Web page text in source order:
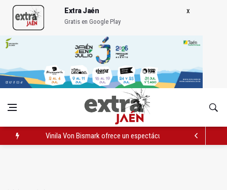
Extra Jaén
Gratis en Google Play
Vinila Von Bismark ofrece un espectáculo "rompedor" en el
El lateral izquierdo sub 23 David Márquez, nuevo fichaje del